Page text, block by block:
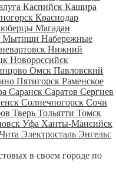
Каспийск Кашира
Краснодар
Магадан
Мытищи Набережные
Нижний
Новороссийск
Омск Павловский
Пятигорск Раменское
Саранск Саратов Сергиев
Солнечногорск Сочи
Тверь Тольятти Томск
Уфа Ханты-Мансийск
Чита Электросталь Энгельс
в своем городе по